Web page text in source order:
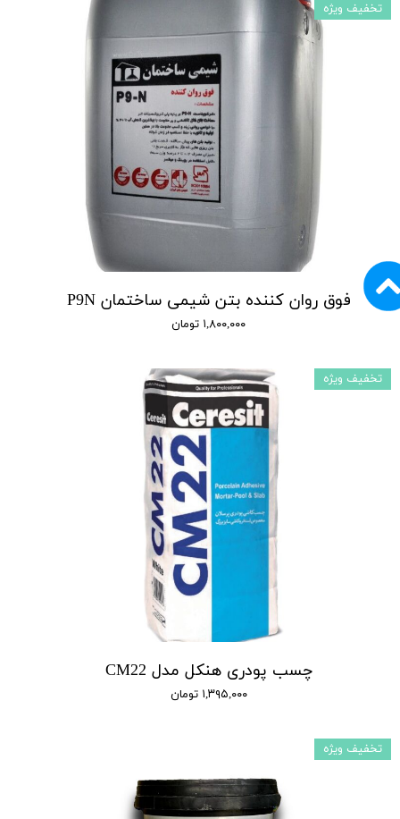
فوق روان کننده بتن شیمی ساختمان P9N
۱,۸۰۰,۰۰۰ تومان
تخفیف ویژه
چسب پودری هنکل مدل CM22
۱,۳۹۵,۰۰۰ تومان
تخفیف ویژه
تخفیف ویژه